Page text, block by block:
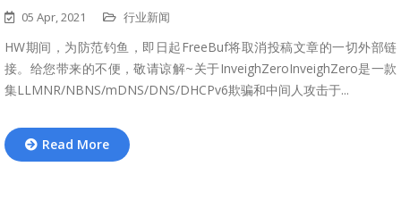
05 Apr, 2021 行业新闻
HW期间，为防范钓鱼，即日起FreeBuf将取消投稿文章的一切外部链
接。给您带来的不便，敬请谅解~关于InveighZeroInveighZero是一款
集LLMNR/NBNS/mDNS/DNS/DHCPv6欺骗和中间人攻击于...
Read More